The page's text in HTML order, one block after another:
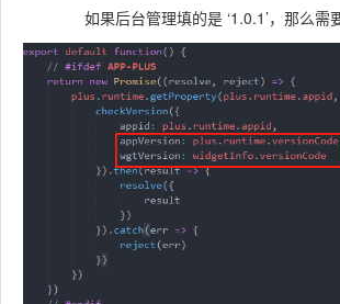
如果后台管理填的是 ‘1.0.1’，那么需